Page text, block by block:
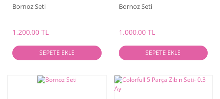
Bornoz Seti
1.200,00 TL
SEPETE EKLE
Bornoz Seti
1.000,00 TL
SEPETE EKLE